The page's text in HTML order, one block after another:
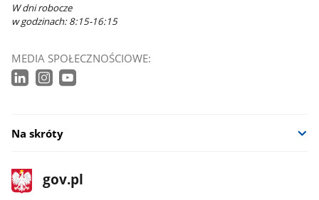
W dni robocze
w godzinach: 8:15-16:15
MEDIA SPOŁECZNOŚCIOWE:
Na skróty
stopka
gov.pl
Strona
gov.pl